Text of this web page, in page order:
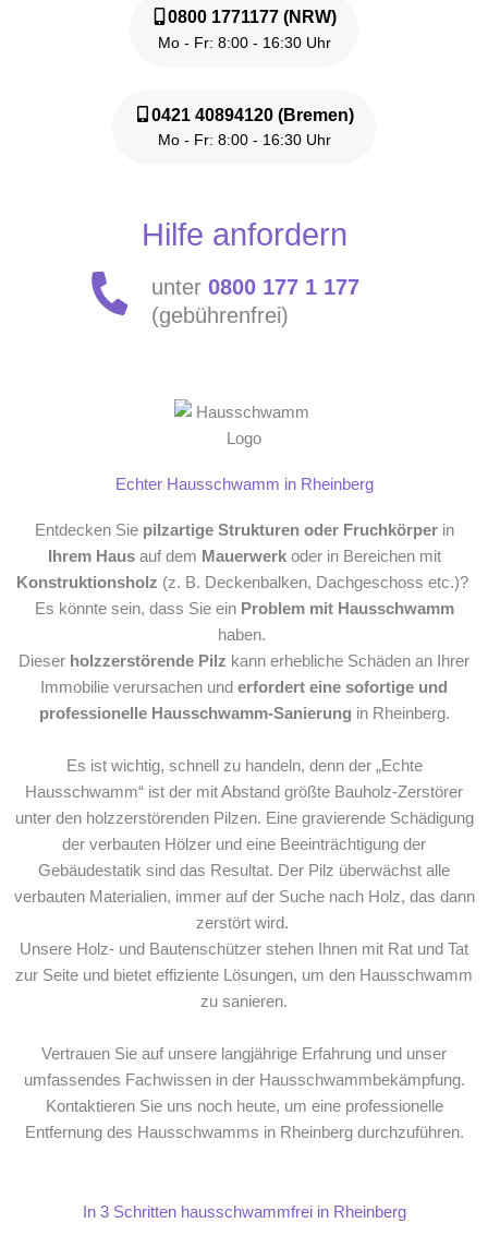
0800 1771177 (NRW)
Mo - Fr: 8:00 - 16:30 Uhr
0421 40894120 (Bremen)
Mo - Fr: 8:00 - 16:30 Uhr
Hilfe anfordern
unter 0800 177 1 177
(gebührenfrei)
Echter Hausschwamm in Rheinberg
Entdecken Sie pilzartige Strukturen oder Fruchkörper in
Ihrem Hausauf dem Mauerwerkoder in Bereichen mit
Konstruktionsholz (z. B. Deckenbalken, Dachgeschoss etc.)?
Es könnte sein, dass Sie ein Problem mit Hausschwamm
haben.
Dieser holzzerstörende Pilz kann erhebliche Schäden an Ihrer
Immobilie verursachen und erfordert eine sofortige und
professionelle Hausschwamm-Sanierung in Rheinberg.
Es ist wichtig, schnell zu handeln, denn der „Echte
Hausschwamm“ ist der mit Abstand größte Bauholz-Zerstörer
unter den holzzerstörenden Pilzen. Eine gravierende Schädigung
der verbauten Hölzer und eine Beeinträchtigung der
Gebäudestatik sind das Resultat. Der Pilz überwächst alle
verbauten Materialien, immer auf der Suche nach Holz, das dann
zerstört wird.
Unsere Holz- und Bautenschützer stehen Ihnen mit Rat und Tat
zur Seite und bietet effiziente Lösungen, um den Hausschwamm
zu sanieren.
Vertrauen Sie auf unsere langjährige Erfahrung und unser
umfassendes Fachwissen in der Hausschwammbekämpfung.
Kontaktieren Sie uns noch heute, um eine professionelle
Entfernung des Hausschwamms in Rheinberg durchzuführen.
In 3 Schritten hausschwammfrei in Rheinberg